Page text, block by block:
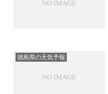
徳島県の天気予報